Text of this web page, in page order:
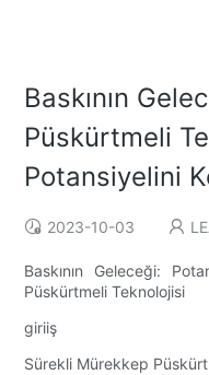
Baskının
Püskürtmeli
Potansiyelini
2023-10-03
Baskının Geleceği:
Püskürtmeli Teknolojisi
giriiş
Sürekli Mürekkep